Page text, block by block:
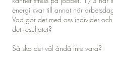
energi kvar till annat när
Vad gör det med oss individer
det resultatet?
Så ska det väl åndå inte vara?